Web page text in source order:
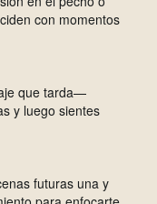
con momentos
que tarda—
y luego sientes
futuras una y